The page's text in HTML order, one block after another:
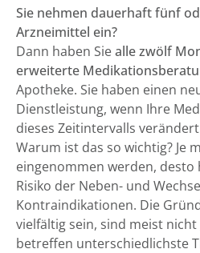
Sie nehmen dauerhaft fünf
Arzneimittel ein?
Dann haben Siealle zwölf
erweiterte
Apotheke. Sie haben einen
Dienstleistung, wenn Ihre
dieses Zeitintervalls
Warum ist das so wichtig? Je
eingenommen werden, desto
Risiko der Neben- und
Kontraindikationen. Die
vielfältig sein, sind meist
betreffen unterschiedlichste